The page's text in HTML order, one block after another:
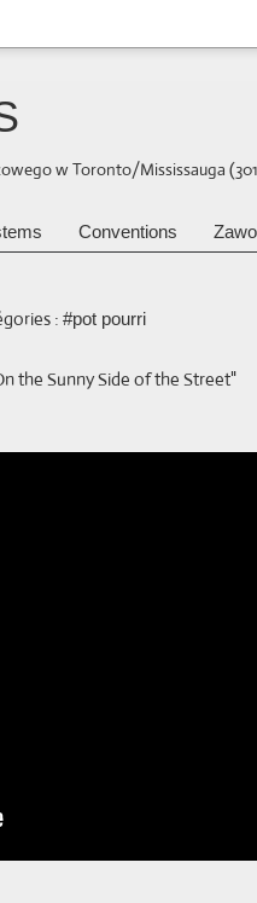
w Toronto/Mississauga
Conventions
: #pot pourri
the Sunny Side of the Street"